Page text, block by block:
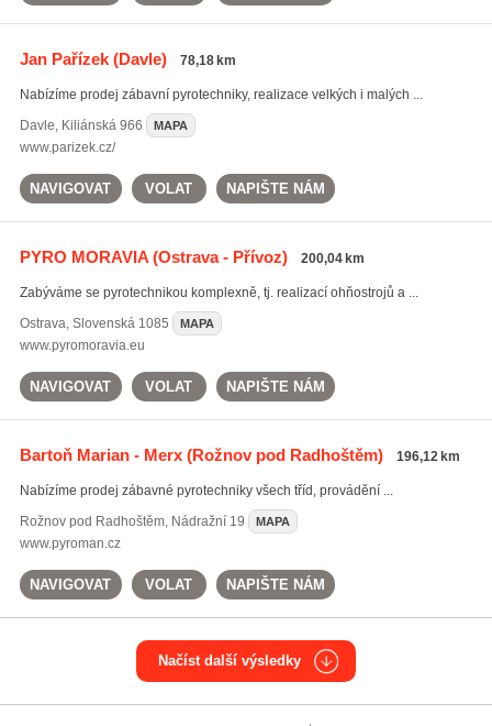
Jan Pařízek(Davle) 78,18 km
Nabízíme prodej zábavní pyrotechniky, realizace velkých i malých ...
Davle, Kiliánská 966 MAPA
www.parizek.cz/
NAVIGOVAT VOLAT NAPIŠTE NÁM
PYRO MORAVIA(Ostrava - Přívoz) 200,04 km
Zabýváme se pyrotechnikou komplexně, tj. realizací ohňostrojů a ...
Ostrava, Slovenská 1085 MAPA
www.pyromoravia.eu
NAVIGOVAT VOLAT NAPIŠTE NÁM
Bartoň Marian - Merx(Rožnov pod Radhoštěm) 196,12 km
Nabízíme prodej zábavné pyrotechniky všech tříd, provádění ...
Rožnov pod Radhoštěm, Nádražní 19 MAPA
www.pyroman.cz
NAVIGOVAT VOLAT NAPIŠTE NÁM
Načíst další výsledky